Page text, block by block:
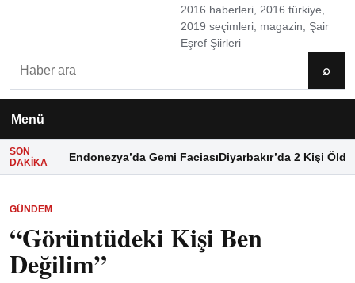
2016 haberleri, 2016 türkiye,
2019 seçimleri, magazin, Şair
Eşref Şiirleri
⌕
Menü
SON
DAKIKA
Endonezya’da Gemi FaciasıDiyarbakır’da 2 Kişi Öldü
GÜNDEM
“Görüntüdeki Kişi Ben
Değilim”